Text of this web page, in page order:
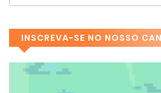
INSCREVA-SE NO NOSSO